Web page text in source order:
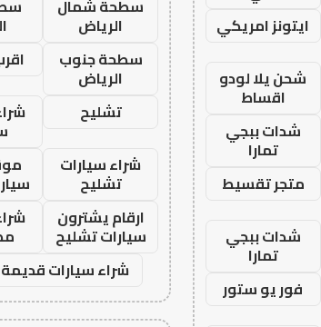
ايتونز امريكي
شحن يلا لودو
اقساط
شدات ببجي
تمارا
متجر تقسيط
شدات ببجي
تمارا
فور يو ستور
سطحة شمال
الرياض
سطحة جنوب
الرياض
تشليح
شراء سيارات
تشليح
ارقام يشترون
سيارات تشليح
شراء سيارات